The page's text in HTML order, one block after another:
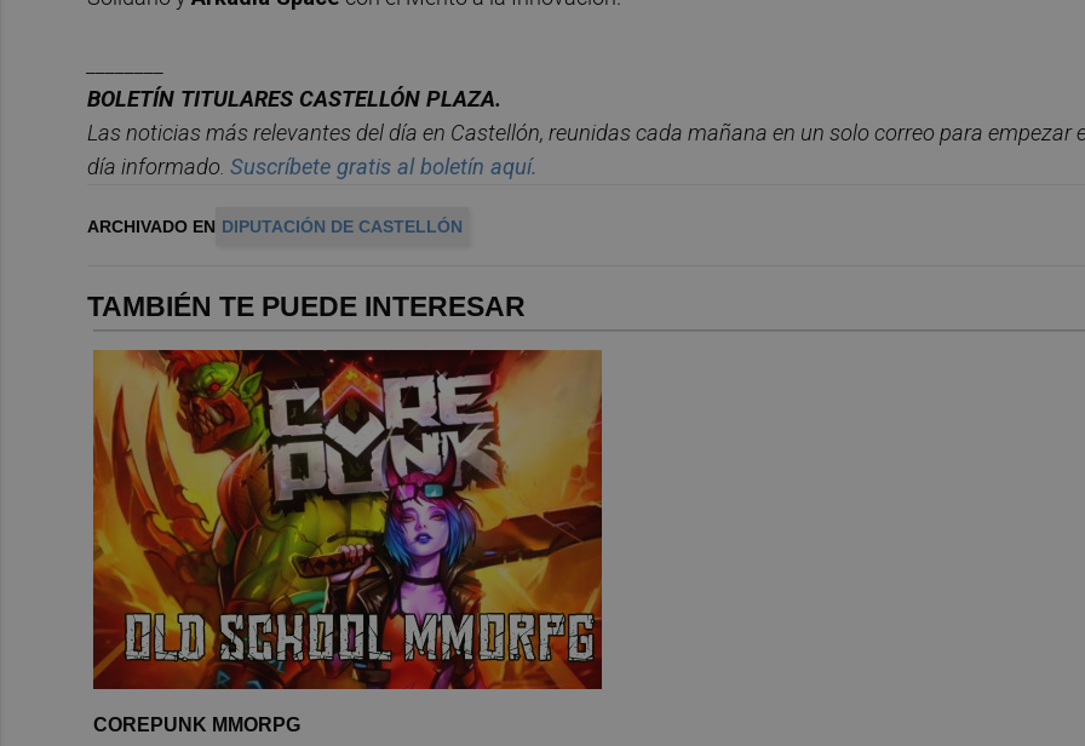
BOLETÍN TITULARES CASTELLÓN PLAZA.
Las noticias más relevantes del día en Castellón, reunidas cada mañana en un solo correo para empezar
día informado. Suscríbete gratis alboletín aquí.
ARCHIVADO EN DIPUTACIÓN DE CASTELLÓN
TAMBIÉN TE PUEDE INTERESAR
COREPUNK MMORPG